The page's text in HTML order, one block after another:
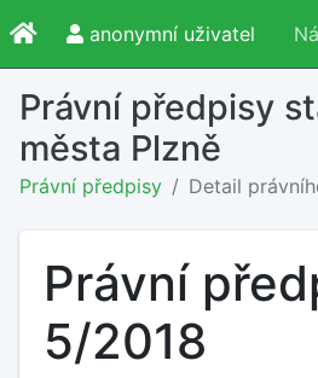
anonymní uživatel
Právní předpisy
města Plzně
Právní předpisy Detail
Právní
5/2018